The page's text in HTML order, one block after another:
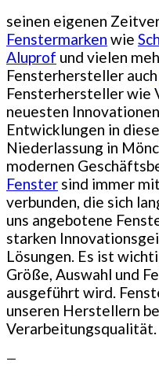
seinen eigenen
Fenstermarken wie
Aluprof und vielen
Fensterhersteller auch
Fensterhersteller wie
neuesten
Entwicklungen in
Niederlassung in
modernen
Fenster sind immer
verbunden, die sich
uns angebotene
starken
Lösungen. Es ist
Größe, Auswahl und
ausgeführt wird.
unseren Herstellern
Verarbeitungsqualität.
—